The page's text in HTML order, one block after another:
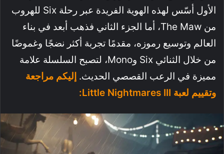
الأول أسّس لهذه الهوية الفريدة عبر رحلة Six للهروب
من The Maw، أما الجزء الثاني فذهب أبعد في بناء
العالم وتوسيع رموزه، مقدمًا تجربة أكثر نضجًا وغموضًا
من خلال الثنائي Six وMono، لتصبح السلسلة علامة
مميزة في الرعب القصصي الحديث. إليكم مراجعة
وتقييم لعبة Little Nightmares III: